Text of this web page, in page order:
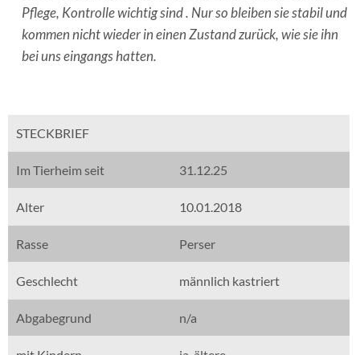
Pflege, Kontrolle wichtig sind . Nur so bleiben sie stabil und
kommen nicht wieder in einen Zustand zurück, wie sie ihn
bei uns eingangs hatten.
STECKBRIEF
Im Tierheim seit 31.12.25
Alter 10.01.2018
Rasse Perser
Geschlecht männlich kastriert
Abgabegrund n/a